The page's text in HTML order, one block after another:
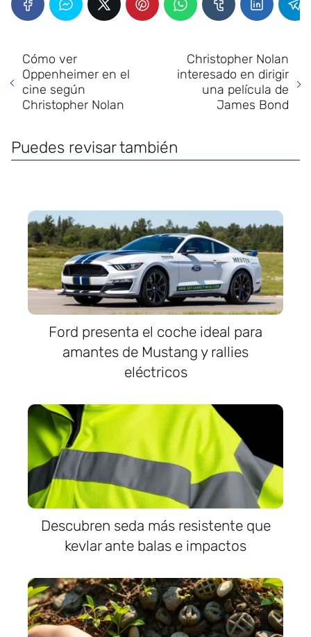
Cómo ver
Oppenheimer en el
cine según
Christopher Nolan
Christopher Nolan
interesado en dirigir
una película de
James Bond
Puedes revisar también
Ford presenta el coche ideal para
amantes de Mustang y rallies
eléctricos
Descubren seda más resistente que
kevlar ante balas e impactos